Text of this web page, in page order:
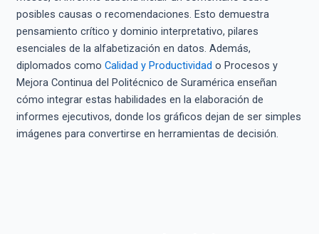
posibles causas o recomendaciones. Esto demuestra
pensamiento crítico y dominio interpretativo, pilares
esenciales de la alfabetización en datos. Además,
diplomados como Calidad y Productividad o Procesos y
Mejora Continua del Politécnico de Suramérica enseñan
cómo integrar estas habilidades en la elaboración de
informes ejecutivos, donde los gráficos dejan de ser simples
imágenes para convertirse en herramientas de decisión.